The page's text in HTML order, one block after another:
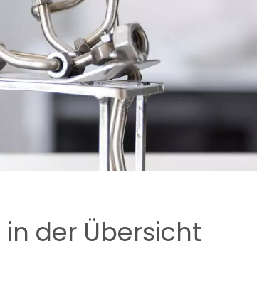
der Übersicht